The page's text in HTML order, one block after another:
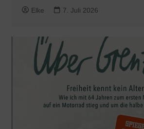
Elke 7. Juli 2026